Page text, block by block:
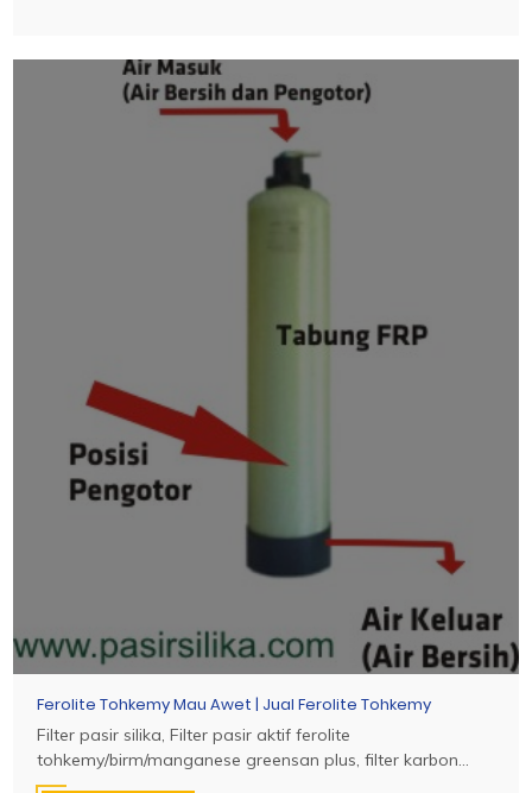
Ferolite Tohkemy Mau Awet | Jual Ferolite Tohkemy
Filter pasir silika, Filter pasir aktif ferolite
tohkemy/birm/manganese greensan plus, filter karbon...